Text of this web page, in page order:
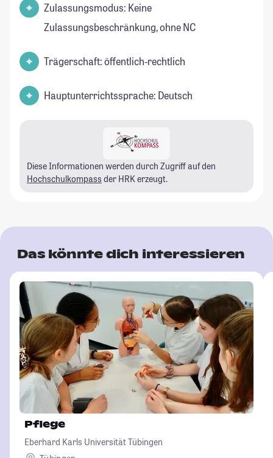
Zulassungsmodus: Keine
Zulassungsbeschränkung, ohne NC
Trägerschaft: öffentlich-rechtlich
Hauptunterrichtssprache: Deutsch
Diese Informationen werden durch Zugriff auf den
Hochschulkompass der HRK erzeugt.
Das könnte dich interessieren
Pflege
Eberhard Karls Universität Tübingen